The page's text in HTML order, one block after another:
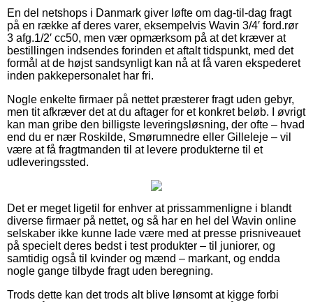
En del netshops i Danmark giver løfte om dag-til-dag fragt
på en række af deres varer, eksempelvis Wavin 3/4′ ford.rør
3 afg.1/2′ cc50, men vær opmærksom på at det kræver at
bestillingen indsendes forinden et aftalt tidspunkt, med det
formål at de højst sandsynligt kan nå at få varen ekspederet
inden pakkepersonalet har fri.
Nogle enkelte firmaer på nettet præsterer fragt uden gebyr,
men tit afkræver det at du aftager for et konkret beløb. I øvrigt
kan man gribe den billigste leveringsløsning, der ofte – hvad
end du er nær Roskilde, Smørumnedre eller Gilleleje – vil
være at få fragtmanden til at levere produkterne til et
udleveringssted.
Det er meget ligetil for enhver at prissammenligne i blandt
diverse firmaer på nettet, og så har en hel del Wavin online
selskaber ikke kunne lade være med at presse prisniveauet
på specielt deres bedst i test produkter – til juniorer, og
samtidig også til kvinder og mænd – markant, og endda
nogle gange tilbyde fragt uden beregning.
Trods dette kan det trods alt blive lønsomt at kigge forbi